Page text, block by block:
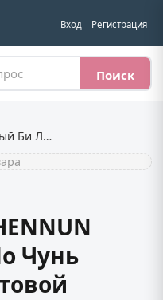
Вход Регистрация
Поиск
Чай зеленый SHENNUN Молочный Би Ло Чунь китайский, листовой
Чунь